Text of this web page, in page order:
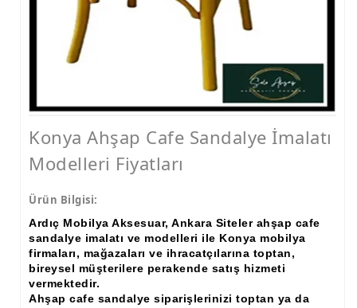
Konya Ahşap Cafe Sandalye İmalatı
Modelleri Fiyatları
Ürün Bilgisi:
Ardıç Mobilya Aksesuar, Ankara Siteler ahşap cafe
sandalye imalatı ve modelleri ile Konya mobilya
firmaları, mağazaları ve ihracatçılarına toptan,
bireysel müşterilere perakende satış hizmeti
vermektedir.
Ahşap cafe sandalye siparişlerinizi toptan ya da